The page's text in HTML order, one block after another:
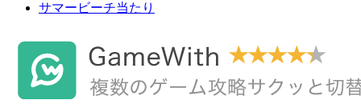
サマービーチ当たり